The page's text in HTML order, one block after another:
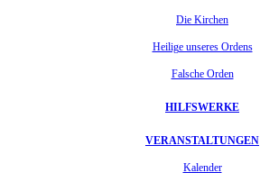
Die Kirchen
Heilige unseres Ordens
Falsche Orden
HILFSWERKE
VERANSTALTUNGEN
Kalender